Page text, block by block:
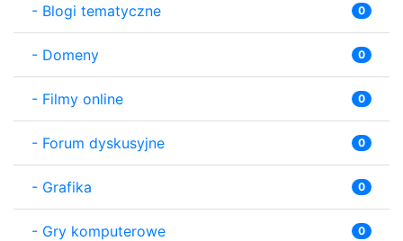
- Blogi tematyczne 0
- Domeny 0
- Filmy online 0
- Forum dyskusyjne 0
- Grafika 0
- Gry komputerowe 0